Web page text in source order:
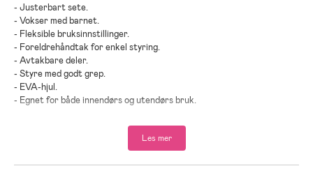
- Justerbart sete.
- Vokser med barnet.
- Fleksible bruksinnstillinger.
- Foreldrehåndtak for enkel styring.
- Avtakbare deler.
- Styre med godt grep.
- EVA-hjul.
- Egnet for både innendørs og utendørs bruk.
- Stål, plast, nylon.
Les mer